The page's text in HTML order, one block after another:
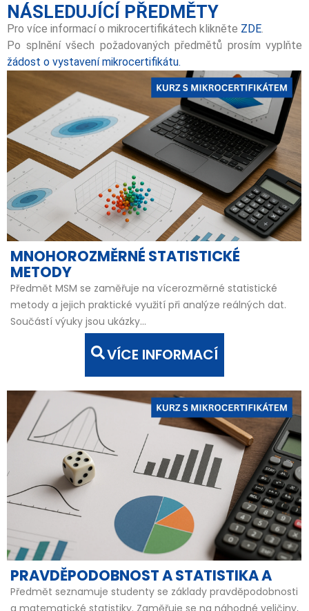
NÁSLEDUJÍCÍ PŘEDMĚTY
Pro více informací o mikrocertifikátech klikněte ZDE
Po splnění všech požadovaných předmětů prosím vyplňte
žádost o vystavení mikrocertifikátu.
MNOHOROZMĚRNÉ STATISTICKÉ
METODY
Předmět MSM se zaměřuje na vícerozměrné statistické
metody a jejich praktické využití při analýze reálných dat.
Součástí výuky jsou ukázky...
VÍCE INFORMACÍ
PRAVDĚPODOBNOST A STATISTIKA A
Předmět seznamuje studenty se základy pravděpodobnosti